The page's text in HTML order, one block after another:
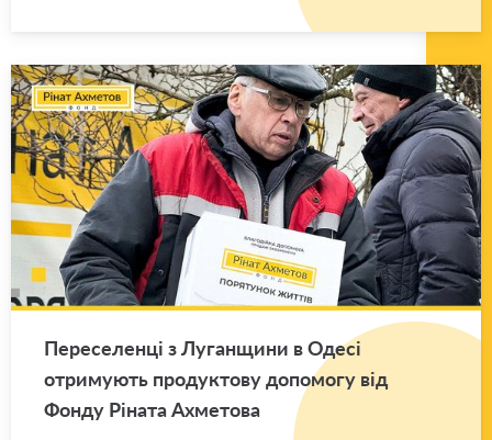
Переселенці з Луганщини в Одесі
отримують продуктову допомогу від
Фонду Ріната Ахметова